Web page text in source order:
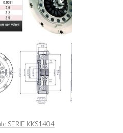
SERIE KKS1404